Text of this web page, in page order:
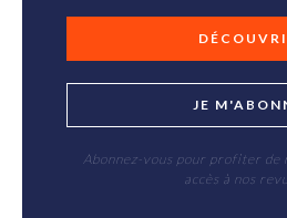
JE
Abonnez-vous pour profiter de
accès à nos